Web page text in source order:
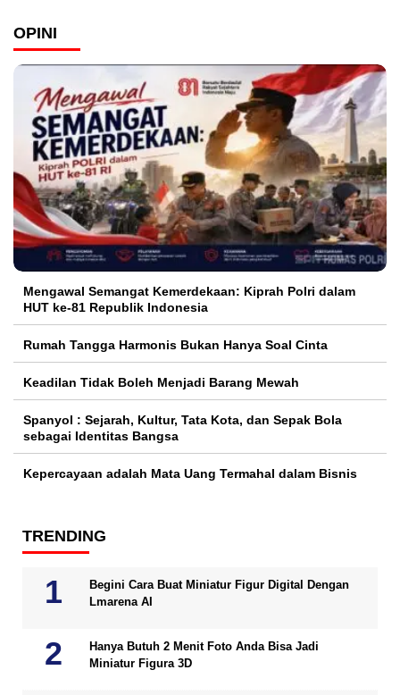
OPINI
Mengawal Semangat Kemerdekaan: Kiprah Polri dalam
HUT ke-81 Republik Indonesia
Rumah Tangga Harmonis Bukan Hanya Soal Cinta
Keadilan Tidak Boleh Menjadi Barang Mewah
Spanyol : Sejarah, Kultur, Tata Kota, dan Sepak Bola
sebagai Identitas Bangsa
Kepercayaan adalah Mata Uang Termahal dalam Bisnis
TRENDING
Begini Cara Buat Miniatur Figur Digital Dengan
Lmarena AI
Hanya Butuh 2 Menit Foto Anda Bisa Jadi
Miniatur Figura 3D